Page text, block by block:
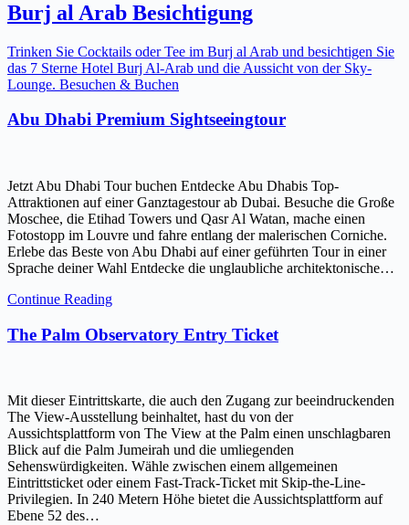
Burj al Arab Besichtigung
Trinken Sie Cocktails oder Tee im Burj al Arab und besichtigen Sie
das 7 Sterne Hotel Burj Al-Arab und die Aussicht von der Sky-
Lounge. Besuchen & Buchen
Abu Dhabi Premium Sightseeingtour
Jetzt Abu Dhabi Tour buchen Entdecke Abu Dhabis Top-
Attraktionen auf einer Ganztagestour ab Dubai. Besuche die Große
Moschee, die Etihad Towers und Qasr Al Watan, mache einen
Fotostopp im Louvre und fahre entlang der malerischen Corniche.
Erlebe das Beste von Abu Dhabi auf einer geführten Tour in einer
Sprache deiner Wahl Entdecke die unglaubliche architektonische…
Continue Reading
The Palm Observatory Entry Ticket
Mit dieser Eintrittskarte, die auch den Zugang zur beeindruckenden
The View-Ausstellung beinhaltet, hast du von der
Aussichtsplattform von The View at the Palm einen unschlagbaren
Blick auf die Palm Jumeirah und die umliegenden
Sehenswürdigkeiten. Wähle zwischen einem allgemeinen
Eintrittsticket oder einem Fast-Track-Ticket mit Skip-the-Line-
Privilegien. In 240 Metern Höhe bietet die Aussichtsplattform auf
Ebene 52 des…